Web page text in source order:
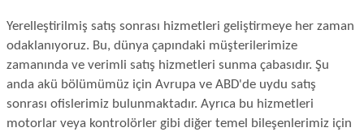
Yerelleştirilmiş satış sonrası hizmetleri geliştirmeye her zaman
odaklanıyoruz. Bu, dünya çapındaki müşterilerimize
zamanında ve verimli satış hizmetleri sunma çabasıdır. Şu
anda akü bölümümüz için Avrupa ve ABD'de uydu satış
sonrası ofislerimiz bulunmaktadır. Ayrıca bu hizmetleri
motorlar veya kontrolörler gibi diğer temel bileşenlerimiz için